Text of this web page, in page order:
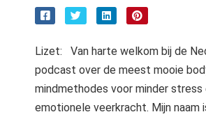
Lizet: Van harte welkom bij de
podcast over de meest mooie
mindmethodes voor minder stress
emotionele veerkracht. Mijn naam